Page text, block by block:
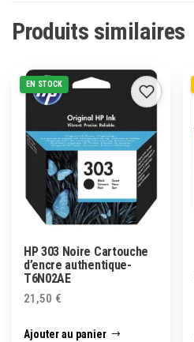
Produits similaires
EN STOCK
HP 303 Noire Cartouche
d’encre authentique-
T6N02AE
21,50 €
Ajouter au panier